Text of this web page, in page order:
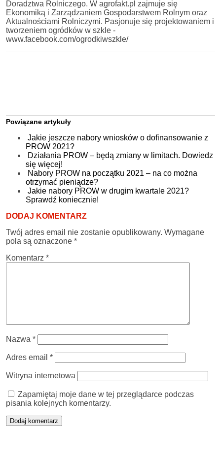
Doradztwa Rolniczego. W agrofakt.pl zajmuje się
Ekonomiką i Zarządzaniem Gospodarstwem Rolnym oraz
Aktualnościami Rolniczymi. Pasjonuje się projektowaniem i
tworzeniem ogródków w szkle -
www.facebook.com/ogrodkiwszkle/
Powiązane artykuły
Jakie jeszcze nabory wniosków o dofinansowanie z
PROW 2021?
Działania PROW – będą zmiany w limitach. Dowiedz
się więcej!
Nabory PROW na początku 2021 – na co można
otrzymać pieniądze?
Jakie nabory PROW w drugim kwartale 2021?
Sprawdź koniecznie!
DODAJ KOMENTARZ
Twój adres email nie zostanie opublikowany. Wymagane
pola są oznaczone *
Komentarz *
Nazwa *
Adres email *
Witryna internetowa
Zapamiętaj moje dane w tej przeglądarce podczas
pisania kolejnych komentarzy.